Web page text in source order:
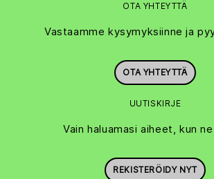
OTA YHTEYTTÄ
Vastaamme kysymyksiinne ja
OTA YHTEYTTÄ
UUTISKIRJE
Vain haluamasi aiheet, kun
REKISTERÖIDY NYT